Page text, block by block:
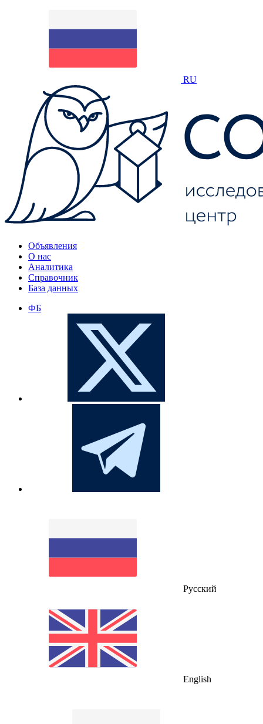
RU
Объявления
О нас
Аналитика
Справочник
База данных
ФБ
Русский
English